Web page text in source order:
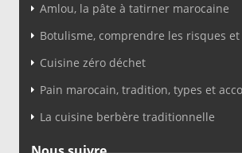
Amlou, la pâte à tatirner marocaine
Botulisme, comprendre les risques
Cuisine zéro déchet
Pain marocain, tradition, types et
La cuisine berbère traditionnelle